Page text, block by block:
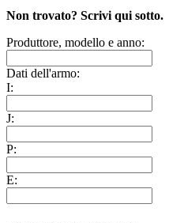
Non trovato? Scrivi qui sotto.
Produttore, modello e anno:
Dati dell'armo:
I:
J:
P:
E: